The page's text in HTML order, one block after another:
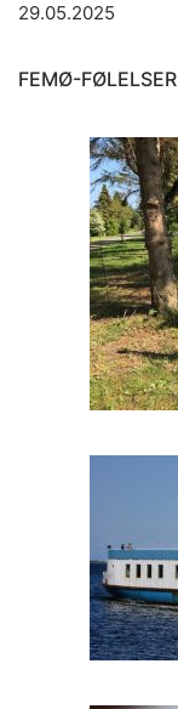
29.05.2025
FEMØ-FØLELSER